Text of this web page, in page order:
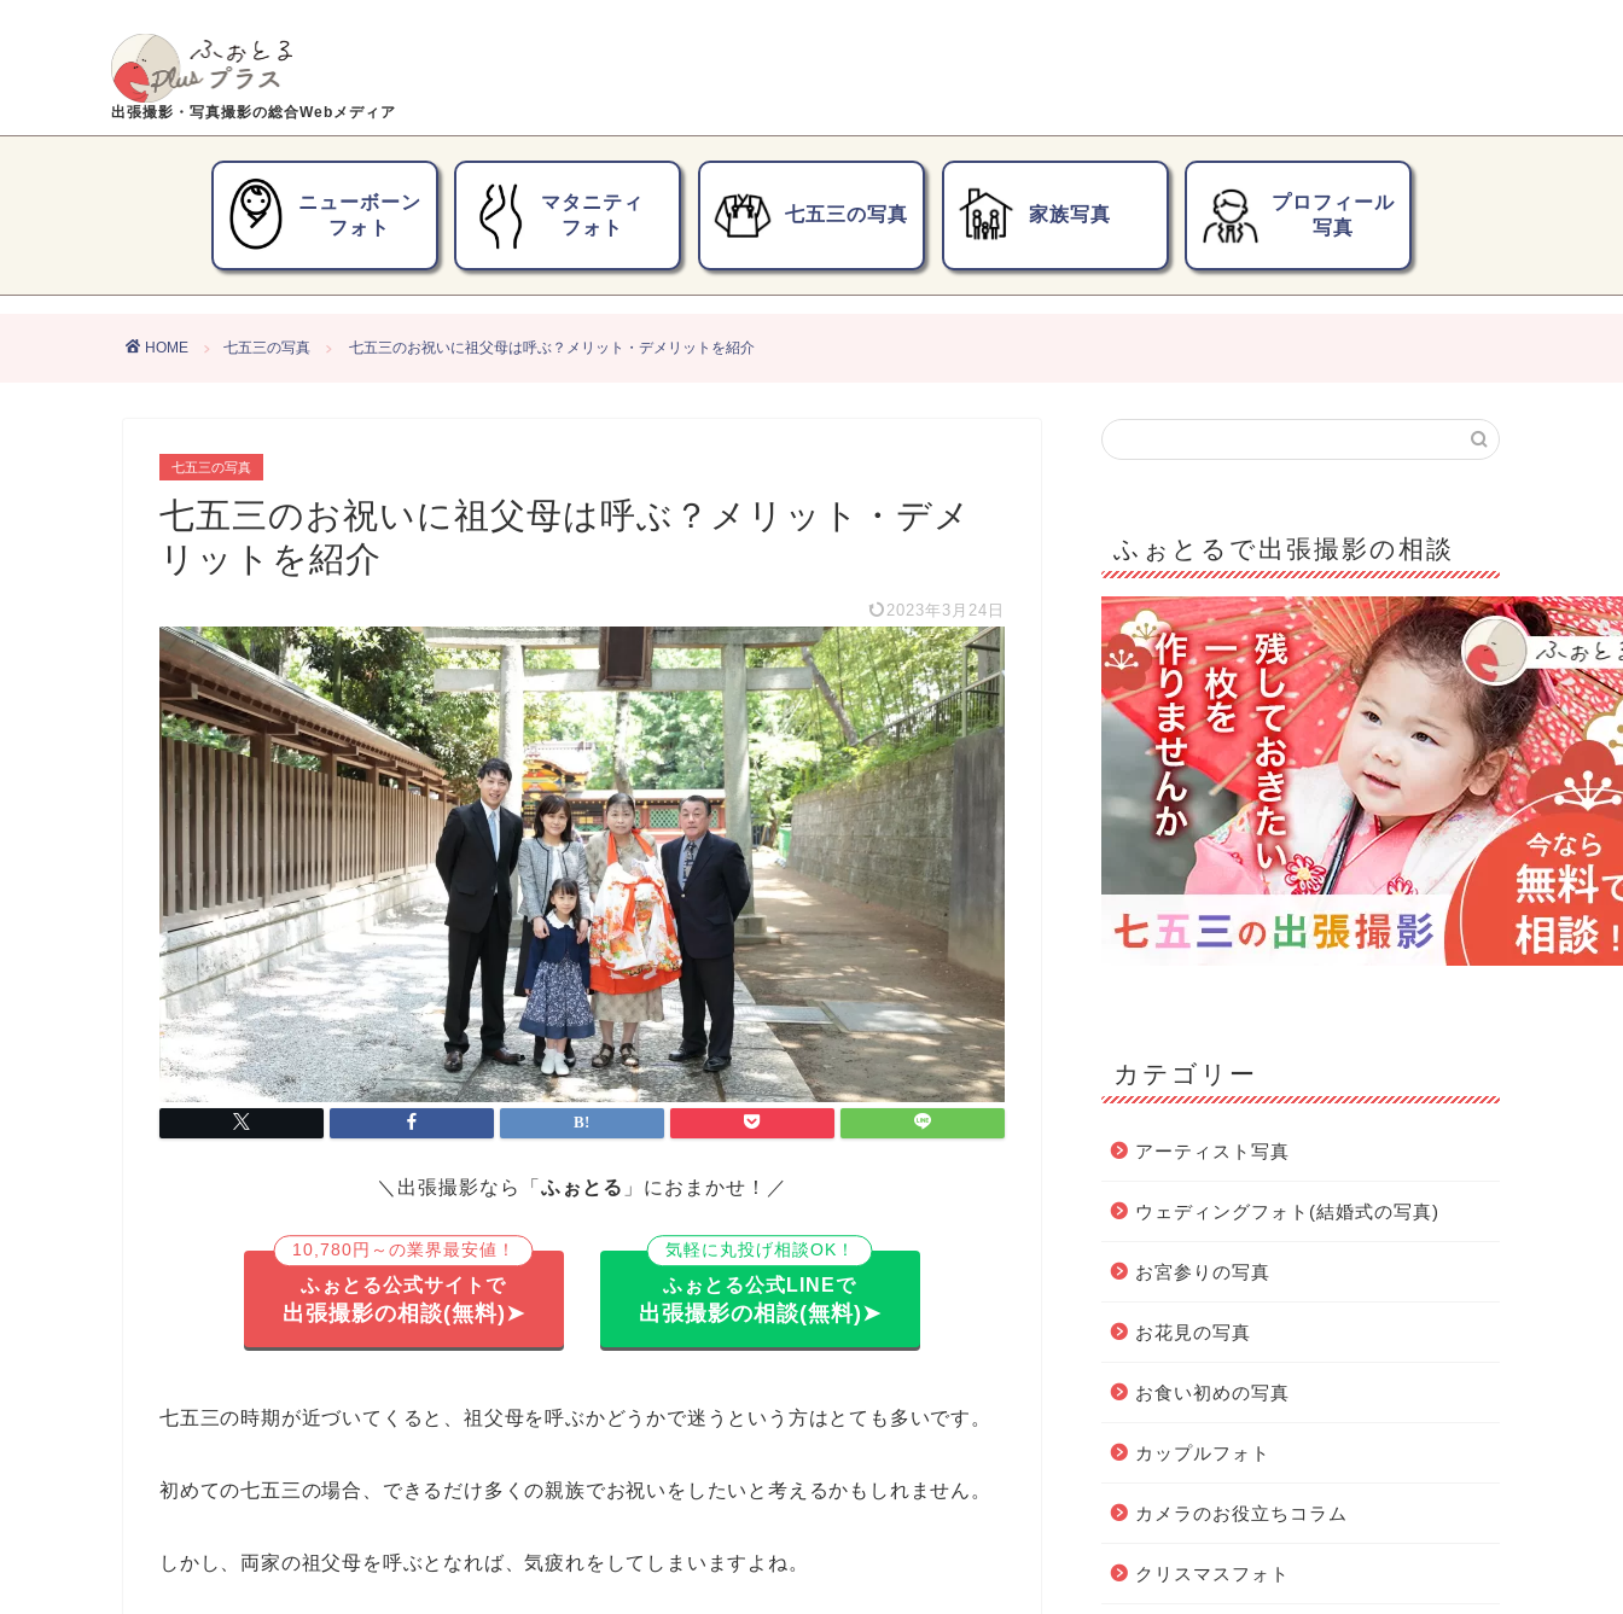
出張撮影・写真撮影の総合Webメディア
ニューボーン
フォト
マタニティ
フォト
七五三の写真 家族写真
プロフィール
写真
HOME 七五三の写真 七五三のお祝いに祖父母は呼ぶ？メリット・デメリットを紹介
七五三の写真
七五三のお祝いに祖父母は呼ぶ？メリット・デメ
リットを紹介
2023年3月24日
＼出張撮影なら「 ふぉとる 」におまかせ！／
10,780円～の業界最安値！
ふぉとる公式サイトで
出張撮影の相談(無料)➤
気軽に丸投げ相談OK！
ふぉとる公式LINEで
出張撮影の相談(無料)➤
七五三の時期が近づいてくると、祖父母を呼ぶかどうかで迷うという方はとても多いです。
初めての七五三の場合、できるだけ多くの親族でお祝いをしたいと考えるかもしれません。
しかし、両家の祖父母を呼ぶとなれば、気疲れをしてしまいますよね。
ふぉとるで出張撮影の相談
カテゴリー
アーティスト写真
ウェディングフォト(結婚式の写真)
お宮参りの写真
お花見の写真
お食い初めの写真
カップルフォト
カメラのお役立ちコラム
クリスマスフォト